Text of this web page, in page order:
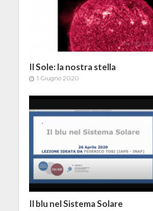
Il Sole: la nostra stella
1 Giugno 2020
Il blu nel Sistema Solare